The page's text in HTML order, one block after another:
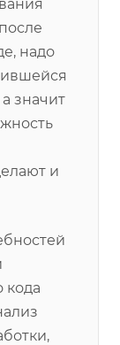
надо
значит
и
кода